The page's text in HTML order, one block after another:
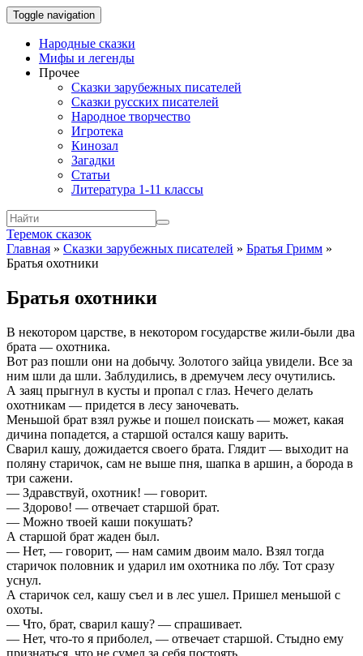
Toggle navigation
Народные сказки
Мифы и легенды
Прочее
Сказки зарубежных писателей
Сказки русских писателей
Народное творчество
Игротека
Кинозал
Загадки
Статьи
Литература 1-11 классы
Теремок сказок
Главная » Сказки зарубежных писателей » Братья Гримм »
Братья охотники
Братья охотники
В некотором царстве, в некотором государстве жили-были два
брата — охотника.
Вот раз пошли они на добычу. Золотого зайца увидели. Все за
ним шли да шли. Заблудились, в дремучем лесу очутились.
А заяц прыгнул в кусты и пропал с глаз. Нечего делать
охотникам — придется в лесу заночевать.
Меньшой брат взял ружье и пошел поискать — может, какая
дичина попадется, а старшой остался кашу варить.
Сварил кашу, дожидается своего брата. Глядит — выходит на
поляну старичок, сам не выше пня, шапка в аршин, а борода в
три сажени.
— Здравствуй, охотник! — говорит.
— Здорово! — отвечает старшой брат.
— Можно твоей каши покушать?
А старшой брат жаден был.
— Нет, — говорит, — нам самим двоим мало. Взял тогда
старичок половник и ударил им охотника по лбу. Тот сразу
уснул.
А старичок сел, кашу съел и в лес ушел. Пришел меньшой с
охоты.
— Что, брат, сварил кашу? — спрашивает.
— Нет, что-то я приболел, — отвечает старшой. Стыдно ему
признаться, что не сумел за себя постоять.